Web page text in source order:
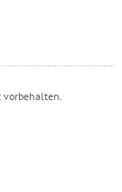
vorbehalten.